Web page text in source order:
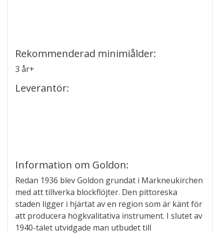
Rekommenderad minimiålder:
3 år+
Leverantör:
Information om Goldon:
Redan 1936 blev Goldon grundat i Markneukirchen
med att tillverka blockflöjter. Den pittoreska
staden ligger i hjärtat av en region som är känt för
att producera högkvalitativa instrument. I slutet av
1940-talet utvidgade man utbudet till